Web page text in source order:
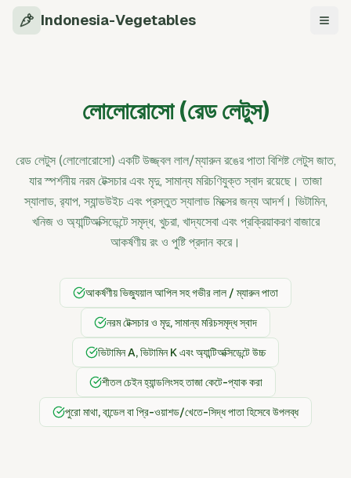
Indonesia-Vegetables
লোলোরোসো (রেড লেটুস)
রেড লেটুস (লোলোরোসো) একটি উজ্জ্বল লাল/ম্যারুন রঙের পাতা বিশিষ্ট লেটুস জাত,
যার স্পর্শনীয় নরম টেক্সচার এবং মৃদু, সামান্য মরিচণিযুক্ত স্বাদ রয়েছে। তাজা
স্যালাড, র‍্যাপ, স্যান্ডউইচ এবং প্রস্তুত স্যালাড মিক্সের জন্য আদর্শ। ভিটামিন,
খনিজ ও অ্যান্টিঅক্সিডেন্টে সমৃদ্ধ, খুচরা, খাদ্যসেবা এবং প্রক্রিয়াকরণ বাজারে
আকর্ষণীয় রং ও পুষ্টি প্রদান করে।
আকর্ষণীয় ভিজ্যুয়াল আপিল সহ গভীর লাল / ম্যারুন পাতা
নরম টেক্সচার ও মৃদু, সামান্য মরিচসমৃদ্ধ স্বাদ
ভিটামিন A, ভিটামিন K এবং অ্যান্টিঅক্সিডেন্টে উচ্চ
শীতল চেইন হ্যান্ডলিংসহ তাজা কেটে-প্যাক করা
পুরো মাথা, বান্ডেল বা প্রি-ওয়াশড/খেতে-সিদ্ধ পাতা হিসেবে উপলব্ধ